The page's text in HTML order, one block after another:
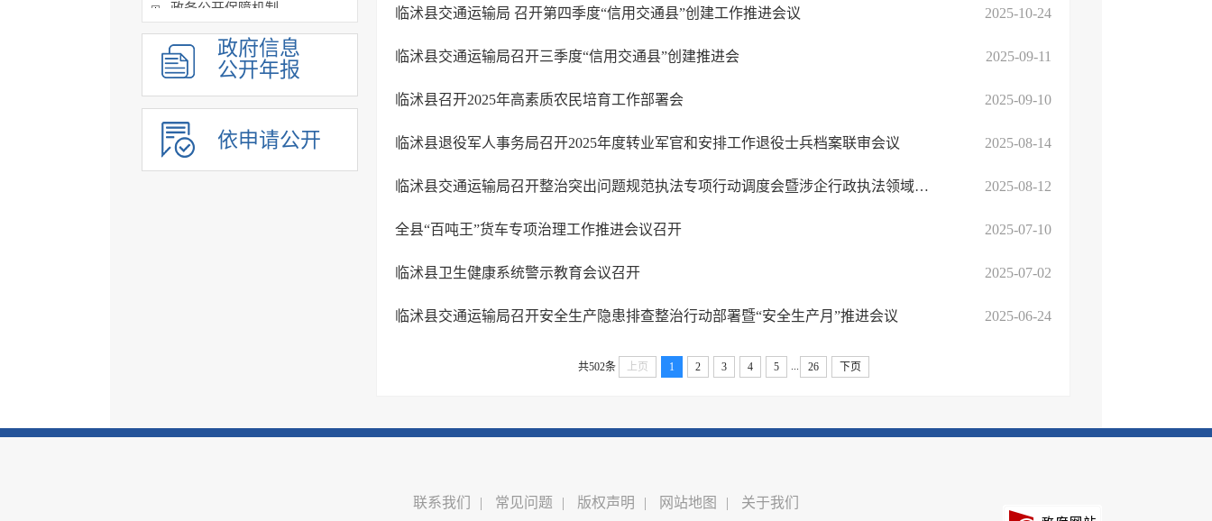
政务公开保障机制
公共企事业单位信息公开
政府信息
公开年报
依申请公开
临沭县交通运输局 召开第四季度“信用交通县”创建工作推进会议 2025-10-24
临沭县交通运输局召开三季度“信用交通县”创建推进会 2025-09-11
临沭县召开2025年高素质农民培育工作部署会 2025-09-10
临沭县退役军人事务局召开2025年度转业军官和安排工作退役士兵档案联审会议 2025-08-14
临沭县交通运输局召开整治突出问题规范执法专项行动调度会暨涉企行政执法领域教育整顿 ... 2025-08-12
全县“百吨王”货车专项治理工作推进会议召开 2025-07-10
临沭县卫生健康系统警示教育会议召开 2025-07-02
临沭县交通运输局召开安全生产隐患排查整治行动部署暨“安全生产月”推进会议 2025-06-24
共502条 上页 1 2 3 4 5 26 下页
联系我们 | 常见问题 | 版权声明 | 网站地图 | 关于我们